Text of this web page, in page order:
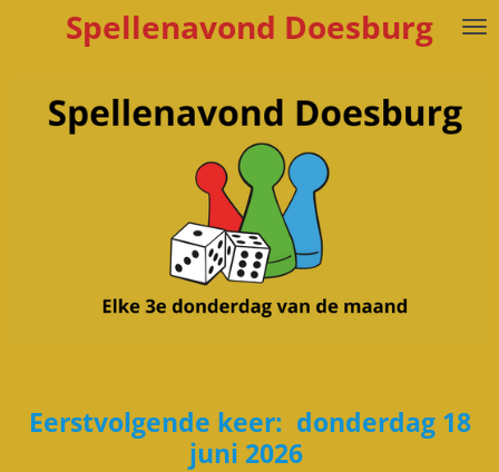
hoofdinhoud
Spellenavond Doesburg
Eerstvolgende keer: donderdag 18
juni 2026